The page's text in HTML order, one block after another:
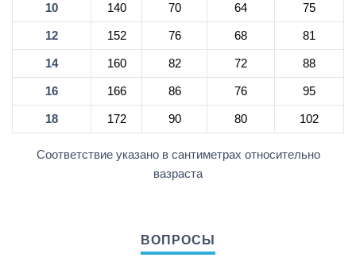
10 140 70 64 75
12 152 76 68 81
14 160 82 72 88
16 166 86 76 95
18 172 90 80 102
Соответствие указано в сантиметрах относительно
вазраста